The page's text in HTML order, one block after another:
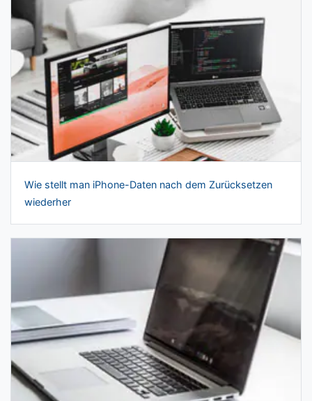
Wie stellt man iPhone-Daten nach dem Zurücksetzen
wiederher